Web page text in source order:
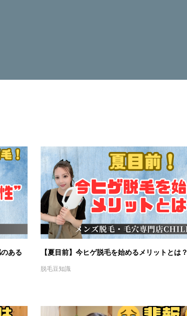
ある
【夏目前】今ヒゲ脱毛を始めるメリットとは？
脱毛豆知識